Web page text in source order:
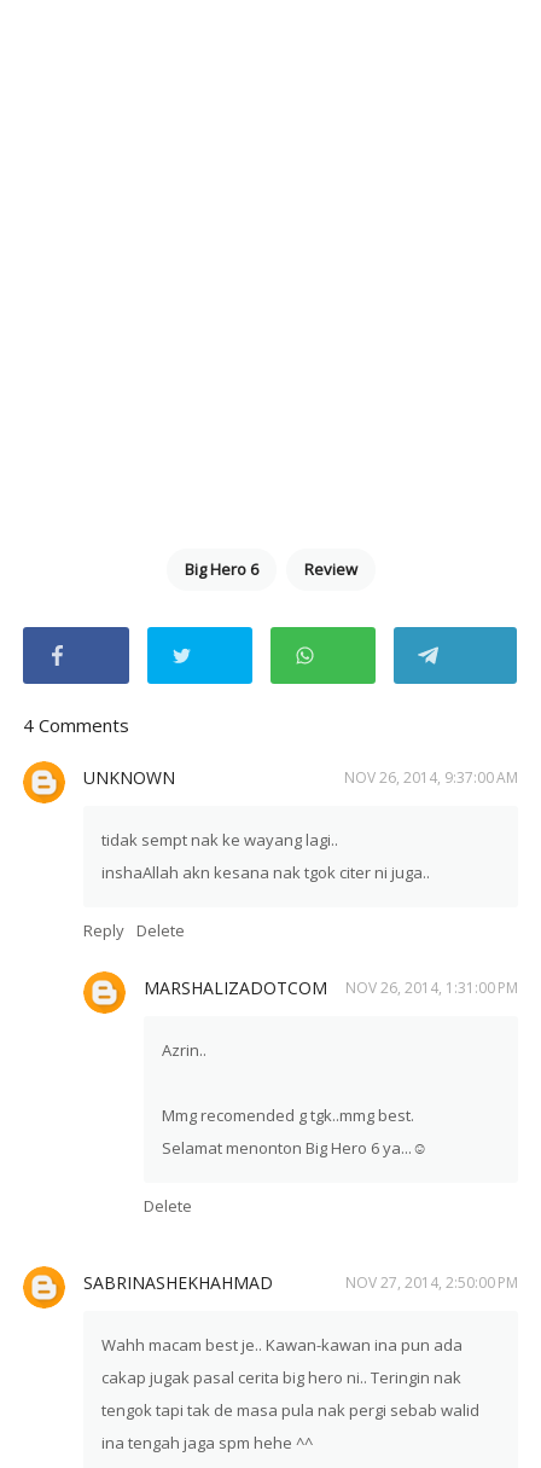
Big Hero 6 Review
4 Comments
UNKNOWN NOV 26, 2014, 9:37:00 AM
tidak sempt nak ke wayang lagi..
inshaAllah akn kesana nak tgok citer ni juga..
Reply Delete
MARSHALIZADOTCOM NOV 26, 2014, 1:31:00 PM
Azrin..
Mmg recomended g tgk..mmg best.
Selamat menonton Big Hero 6 ya...☺
Delete
SABRINASHEKHAHMAD NOV 27, 2014, 2:50:00 PM
Wahh macam best je.. Kawan-kawan ina pun ada
cakap jugak pasal cerita big hero ni.. Teringin nak
tengok tapi tak de masa pula nak pergi sebab walid
ina tengah jaga spm hehe ^^